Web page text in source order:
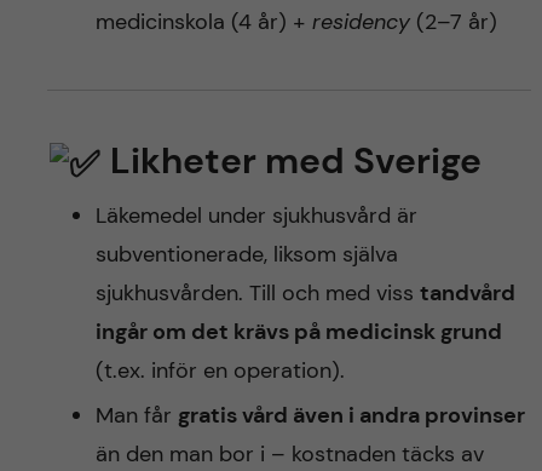
medicinskola (4 år) + residency(2–7 år)
Likheter med Sverige
Läkemedel under sjukhusvård är
subventionerade, liksom själva
sjukhusvården. Till och med viss tandvård
ingår om det krävs på medicinsk grund
(t.ex. inför en operation).
Man får gratis vård även i andra provinser
än den man bor i – kostnaden täcks av